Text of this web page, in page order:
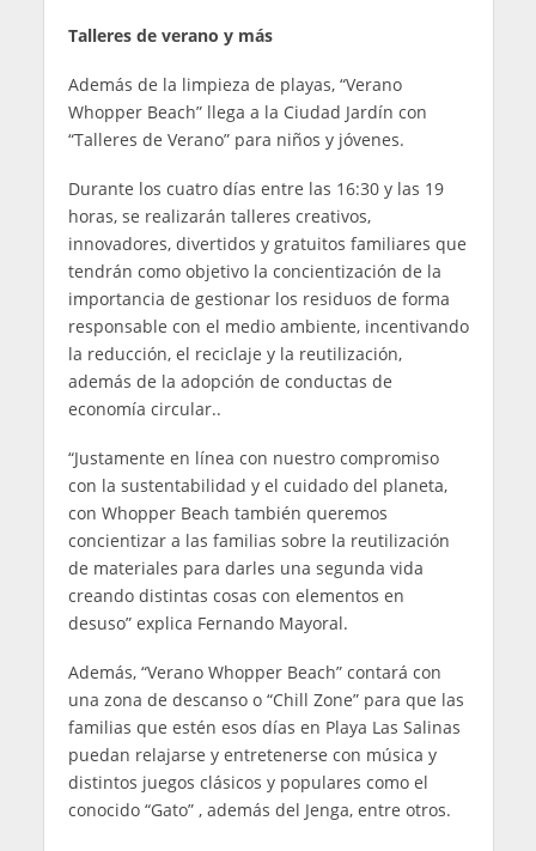
Talleres de verano y más
Además de la limpieza de playas, “Verano
Whopper Beach” llega a la Ciudad Jardín con
“Talleres de Verano” para niños y jóvenes.
Durante los cuatro días entre las 16:30 y las 19
horas, se realizarán talleres creativos,
innovadores, divertidos y gratuitos familiares que
tendrán como objetivo la concientización de la
importancia de gestionar los residuos de forma
responsable con el medio ambiente, incentivando
la reducción, el reciclaje y la reutilización,
además de la adopción de conductas de
economía circular..
“Justamente en línea con nuestro compromiso
con la sustentabilidad y el cuidado del planeta,
con Whopper Beach también queremos
concientizar a las familias sobre la reutilización
de materiales para darles una segunda vida
creando distintas cosas con elementos en
desuso” explica Fernando Mayoral.
Además, “Verano Whopper Beach” contará con
una zona de descanso o “Chill Zone” para que las
familias que estén esos días en Playa Las Salinas
puedan relajarse y entretenerse con música y
distintos juegos clásicos y populares como el
conocido “Gato” , además del Jenga, entre otros.